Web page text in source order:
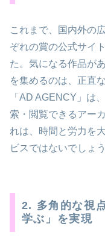
これまで、国内外の
ぞれの賞の公式サイ
た。気になる作品が
を集めるのは、正直
「AD AGENCY」は
索・閲覧できるアー
れは、時間と労力を
ビスではないでしょう
2. 多角的な視
学ぶ」を実現